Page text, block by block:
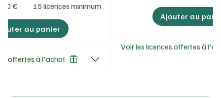
€ 15 licences minimum
au panier
offertes à l'achat
Ajouter au
Voir les licences offertes à